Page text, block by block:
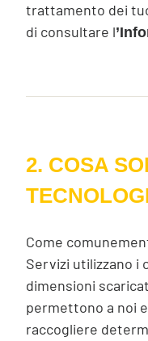
trattamento dei
di consultare l
2. COSA
Come
Servizi utilizzano i
dimensioni
permettono a noi
raccogliere